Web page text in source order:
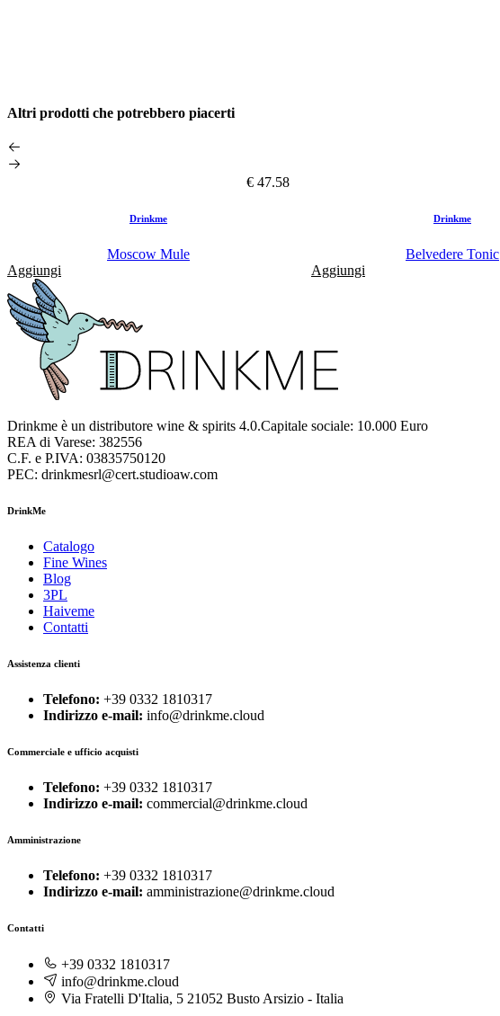
Altri prodotti che potrebbero piacerti
€ 47.58
Drinkme
Moscow Mule
Aggiungi
Drinkme
Belvedere Tonic
Aggiungi
Drinkme è un distributore wine & spirits 4.0.Capitale sociale: 10.000 Euro
REA di Varese: 382556
C.F. e P.IVA: 03835750120
PEC: drinkmesrl@cert.studioaw.com
DrinkMe
Catalogo
Fine Wines
Blog
3PL
Haiveme
Contatti
Assistenza clienti
Telefono: +39 0332 1810317
Indirizzo e-mail: info@drinkme.cloud
Commerciale e ufficio acquisti
Telefono: +39 0332 1810317
Indirizzo e-mail: commercial@drinkme.cloud
Amministrazione
Telefono: +39 0332 1810317
Indirizzo e-mail: amministrazione@drinkme.cloud
Contatti
+39 0332 1810317
info@drinkme.cloud
Via Fratelli D'Italia, 5 21052 Busto Arsizio - Italia